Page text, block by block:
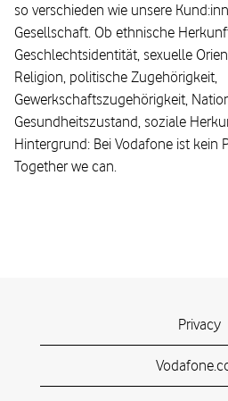
so verschieden wie unsere
Gesellschaft. Ob ethnische
Geschlechtsidentität, sexuelle
Religion, politische Zugehörigkeit,
Gewerkschaftszugehörigkeit,
Gesundheitszustand, soziale
Hintergrund: Bei Vodafone ist kein
Together we can.
Privacy